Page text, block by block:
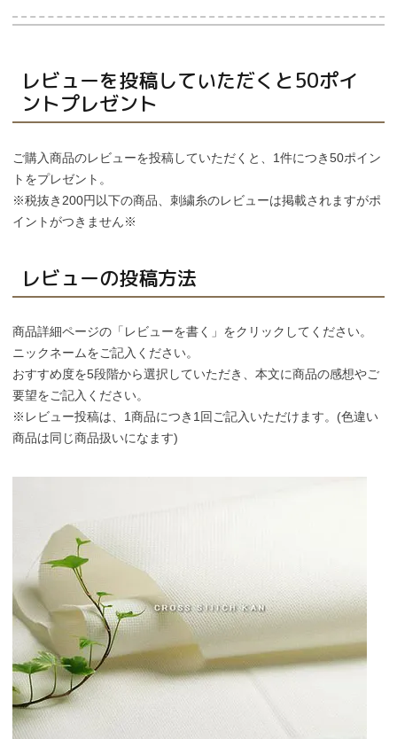
送料とお支払い方法について
返品特約について
新規会員登録
会員規約について
特定商取引法について
閉じる
レビューを投稿していただくと50ポイ
ントプレゼント
ご購入商品のレビューを投稿していただくと、1件につき50ポイン
トをプレゼント。
※税抜き200円以下の商品、刺繍糸のレビューは掲載されますがポ
イントがつきません※
レビューの投稿方法
商品詳細ページの「レビューを書く」をクリックしてください。
ニックネームをご記入ください。
おすすめ度を5段階から選択していただき、本文に商品の感想やご
要望をご記入ください。
※レビュー投稿は、1商品につき1回ご記入いただけます。(色違い
商品は同じ商品扱いになます)